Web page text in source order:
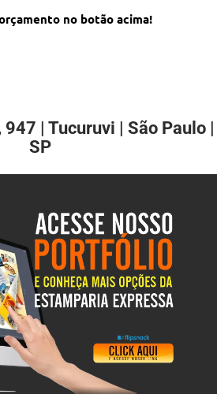
no botão acima!
947 | Tucuruvi | São Paulo |
SP